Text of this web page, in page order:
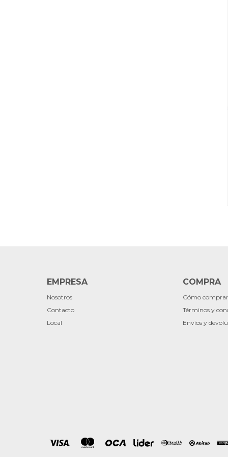
EMPRESA
Nosotros
Contacto
Local
COMPRA
Cómo comprar
Términos y
Envíos y